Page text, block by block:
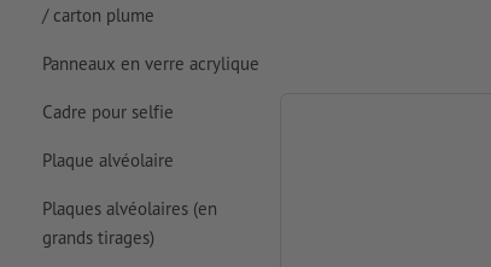
/ carton plume
Panneaux en verre acrylique
Cadre pour selfie
Plaque alvéolaire
Plaques alvéolaires (en
grands tirages)